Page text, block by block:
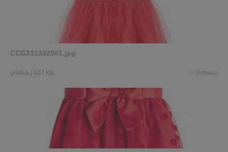
CCG2313329#1.jpg
grafika 407 KB Pobierz